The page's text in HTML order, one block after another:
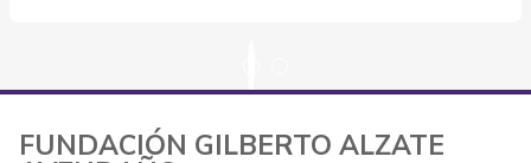
FUNDACIÓN GILBERTO ALZATE